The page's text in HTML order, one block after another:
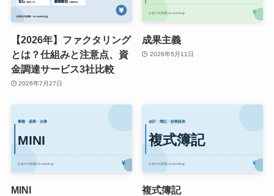
【2026年】ファクタリング
とは？仕組みと注意点、資
金調達サービス3社比較
2026年7月27日
成果主義
2026年5月11日
MINI 複式簿記